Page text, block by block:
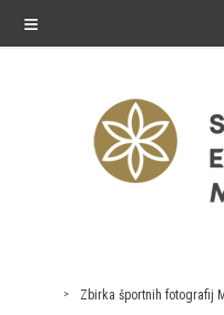
≡
exhibitionsZbirka športnih fotografij Marka